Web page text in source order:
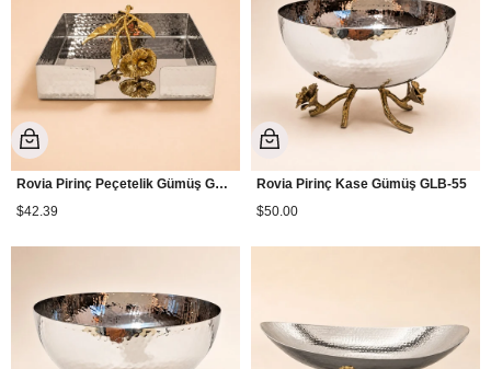
Rovia Pirinç Peçetelik Gümüş GLB-66
$42.39
Rovia Pirinç Kase Gümüş GLB-55
$50.00